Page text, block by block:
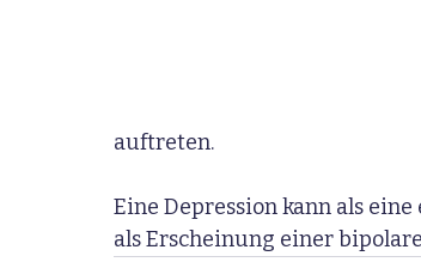
auftreten.
Eine Depression kann als
als Erscheinung einer